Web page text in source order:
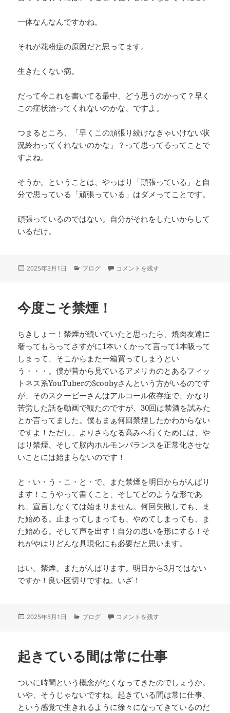
一体なんなんですかね。
それが花粉症の原因だと思ってます。
生きたくない病。
だって今これを書いてる最中、どう思うのかって？早く
この症状治ってくれないのかな、ですよ。
つまるところ、「早くこの頑張り続けなきゃいけない状
況終わってくれないのかな」？って思ってるってことで
すよね。
そうか。ということは、やっぱり「頑張っている」と自
分で思っている「頑張っている」はダメってことです。
頑張っているのではない。自分がそれをしたいからして
いるだけ。
投
2025年3月1日
カ
ー
ブログ 頑張っているのではない。自分がそれ
コメントを残す
今度こそ禁煙！
ちきしょー！禁煙が続いていたと思ったら、焼肉友達に
奢ってもらってさすがに1本いくかって言って1本吸って
しまって、そこからまた一箱買ってしまうとい
う・・・。僕が昔から見ているアメリカのとあるフィッ
トネス系YouTuberのScoobyさんという方がいるのです
が、そのスクービーさんはアルコール依存症で、かなり
苦労した話を動画で観たのですが、30回は禁酒を試みた
とか言ってました。僕もまぁ何回禁煙したかわからない
ですよ！ただし、よりさらなる高みへ行くためには、や
はり禁煙、そして脳内ホルモンバランスを正常化させな
いことには始まらないのです！
と・い・う・こ・と・で、また禁煙を明日からがんばり
ます！こうやって書くこと、そしてどのような形であ
れ、宣言しなくては始まりません。何回失敗しても、ま
た始める。止まってしまっても、やめてしまっても、ま
た始める。そして声を出す！自分の思いを形にする！そ
れがやはりどんな具現化にも必要だと思います。
はい。禁煙。またがんばります。明日から3月ではない
ですか！良い区切りですね。いざ！
投
2025年3月1日
カ
ー
ブログ 今度こそ禁煙！ に
コメントを残す
起きている間は常に仕事
ついに時間という概念がなくなってきたのでしょうか。
いや、そうじゃないですね。起きている間は常に仕事、
という感覚で生きれるように徐々になってきているのだ